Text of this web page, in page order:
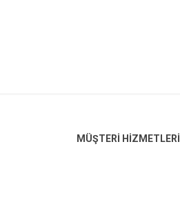
MÜŞTERI HIZMETLERI